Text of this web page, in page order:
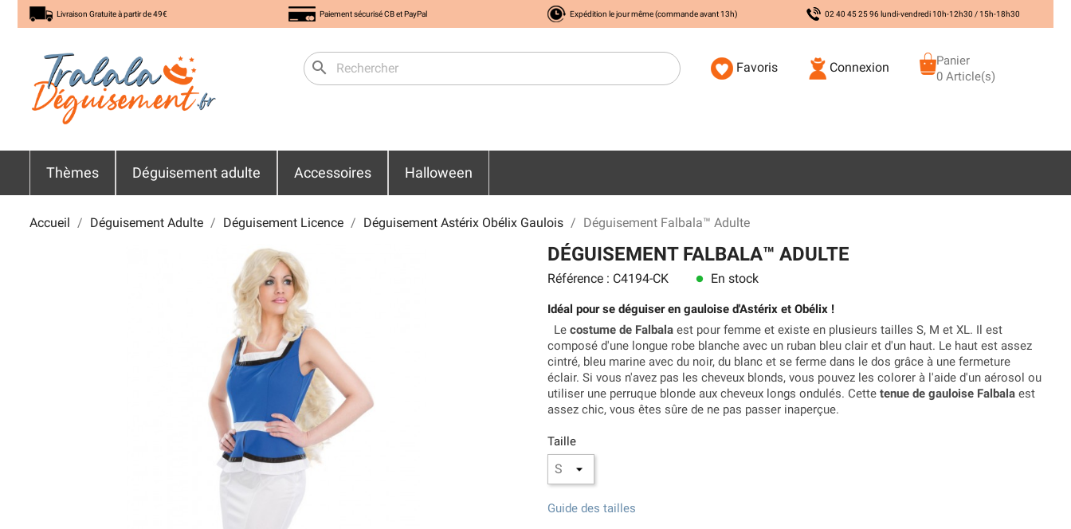
Livraison Gratuite à partir de 49€ Paiement sécurisé CB et PayPal Expédition le jour même (commande avant 13h) 02 40 45 25 96 lundi-vendredi 10h-12h30 / 15h-18h30
search Favoris Connexion
Panier
0 Article(s)
Thèmes Déguisement adulte Accessoires Halloween
Accueil Déguisement Adulte Déguisement Licence Déguisement Astérix Obélix Gaulois Déguisement Falbala™ Adulte
DÉGUISEMENT FALBALA™ ADULTE
Référence : C4194-CK lens En stock
Idéal pour se déguiser en gauloise d'Astérix et Obélix !
Le costume de Falbala est pour femme et existe en plusieurs tailles S, M et XL. Il est
composé d'une longue robe blanche avec un ruban bleu clair et d'un haut. Le haut est assez
cintré, bleu marine avec du noir, du blanc et se ferme dans le dos grâce à une fermeture
éclair. Si vous n'avez pas les cheveux blonds, vous pouvez les colorer à l'aide d'un aérosol ou
utiliser une perruque blonde aux cheveux longs ondulés. Cette tenue de gauloise Falbala est
assez chic, vous êtes sûre de ne pas passer inaperçue.
Taille
Guide des tailles